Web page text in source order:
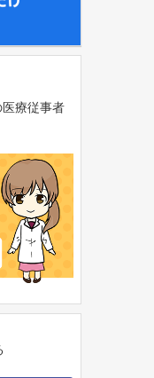
療従事者